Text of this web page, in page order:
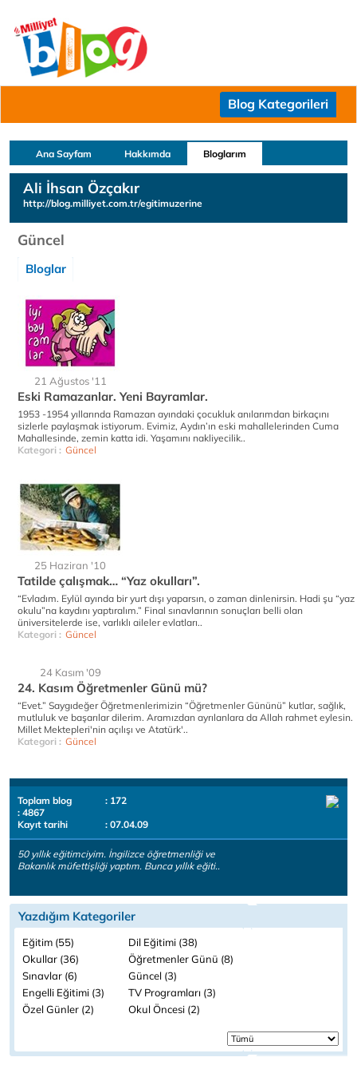
Blog Kategorileri
Ana Sayfam Hakkımda Bloglarım
Ali İhsan Özçakır
http://blog.milliyet.com.tr/egitimuzerine
Güncel
Bloglar
21 Ağustos '11
Eski Ramazanlar. Yeni Bayramlar.
1953 -1954 yıllarında Ramazan ayındaki çocukluk anılarımdan birkaçını
sizlerle paylaşmak istiyorum. Evimiz, Aydın’ın eski mahallelerinden Cuma
Mahallesinde, zemin katta idi. Yaşamını nakliyecilik..
Kategori : Güncel
25 Haziran '10
Tatilde çalışmak… “Yaz okulları”.
“Evladım. Eylül ayında bir yurt dışı yaparsın, o zaman dinlenirsin. Hadi şu “yaz
okulu”na kaydını yaptıralım.” Final sınavlarının sonuçları belli olan
üniversitelerde ise, varlıklı aileler evlatları..
Kategori : Güncel
24 Kasım '09
24. Kasım Öğretmenler Günü mü?
“Evet.” Saygıdeğer Öğretmenlerimizin “Öğretmenler Gününü” kutlar, sağlık,
mutluluk ve başarılar dilerim. Aramızdan ayrılanlara da Allah rahmet eylesin.
Millet Mektepleri'nin açılışı ve Atatürk'..
Kategori : Güncel
Toplam blog
: 172
: 4867
Kayıt tarihi
: 07.04.09
50 yıllık eğitimciyim. İngilizce öğretmenliği ve
Bakanlık müfettişliği yaptım. Bunca yıllık eğiti..
Yazdığım Kategoriler
Eğitim (55)
Dil Eğitimi (38)
Okullar (36)
Öğretmenler Günü (8)
Sınavlar (6)
Güncel (3)
Engelli Eğitimi (3)
TV Programları (3)
Özel Günler (2)
Okul Öncesi (2)